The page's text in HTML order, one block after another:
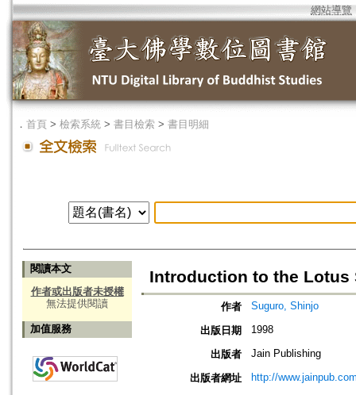
網站導覽
． 首頁 > 檢索系統 > 書目檢索 > 書目明細
閱讀本文
作者或出版者未授權
無法提供閱讀
加值服務
Introduction to the Lotus
作者 Suguro, Shinjo
出版日期 1998
出版者 Jain Publishing
出版者網址 http://